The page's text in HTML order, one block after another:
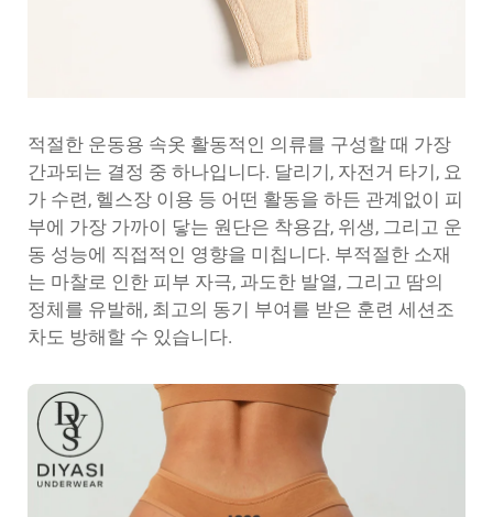
적절한 운동용 속옷 활동적인 의류를 구성할 때 가장
간과되는 결정 중 하나입니다. 달리기, 자전거 타기, 요
가 수련, 헬스장 이용 등 어떤 활동을 하든 관계없이 피
부에 가장 가까이 닿는 원단은 착용감, 위생, 그리고 운
동 성능에 직접적인 영향을 미칩니다. 부적절한 소재
는 마찰로 인한 피부 자극, 과도한 발열, 그리고 땀의
정체를 유발해, 최고의 동기 부여를 받은 훈련 세션조
차도 방해할 수 있습니다.